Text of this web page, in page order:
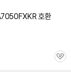
호환
관